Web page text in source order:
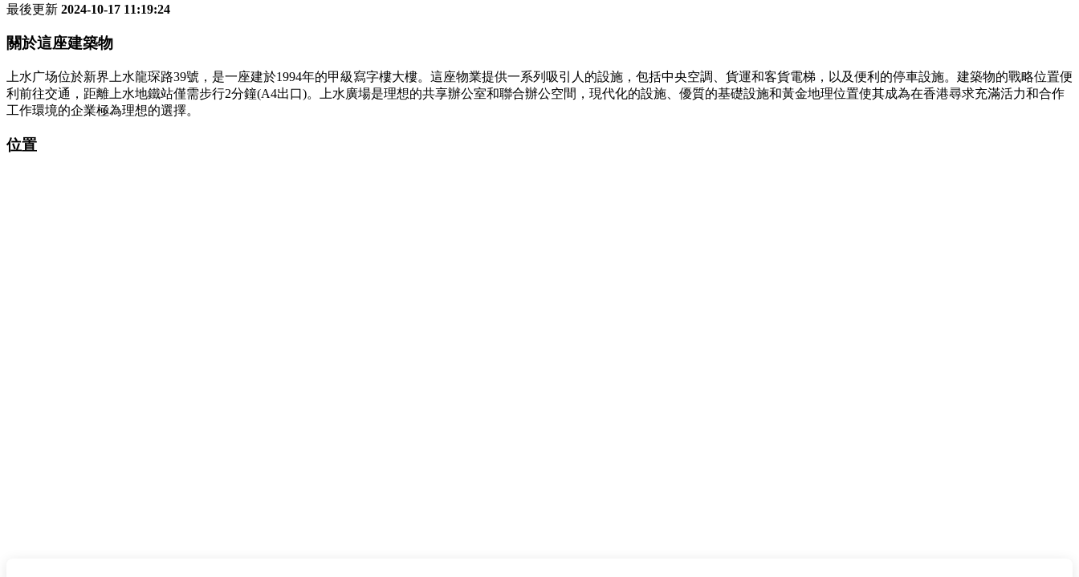
最後更新 2024-10-17 11:19:24
關於這座建築物
上水广场位於新界上水龍琛路39號，是一座建於1994年的甲級寫字樓大樓。這座物業提供一系列吸引人的設施，包括中央空調、貨運和客貨電梯，以及便利的停車設施。建築物的戰略位置便
利前往交通，距離上水地鐵站僅需步行2分鐘(A4出口)。上水廣場是理想的共享辦公室和聯合辦公空間，現代化的設施、優質的基礎設施和黃金地理位置使其成為在香港尋求充滿活力和合作
工作環境的企業極為理想的選擇。
位置